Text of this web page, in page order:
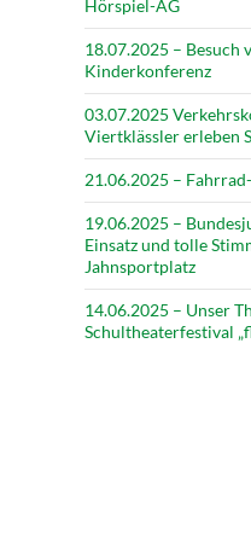
Hörspiel-AG
18.07.2025 – Besuch
Kinderkonferenz
03.07.2025
Viertklässler erleben
21.06.2025 –
19.06.2025 –
Einsatz und tolle
Jahnsportplatz
14.06.2025 – Unser
Schultheaterfestival